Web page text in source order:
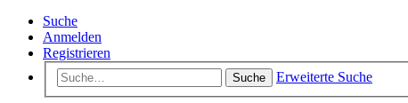
Suche
Anmelden
Registrieren
Suche Erweiterte Suche